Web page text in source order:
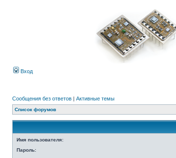
Вход
Сообщения без ответов | Активные темы
Список форумов
Имя пользователя:
Пароль: